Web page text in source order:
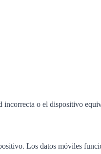
o el dispositivo
Los datos móviles